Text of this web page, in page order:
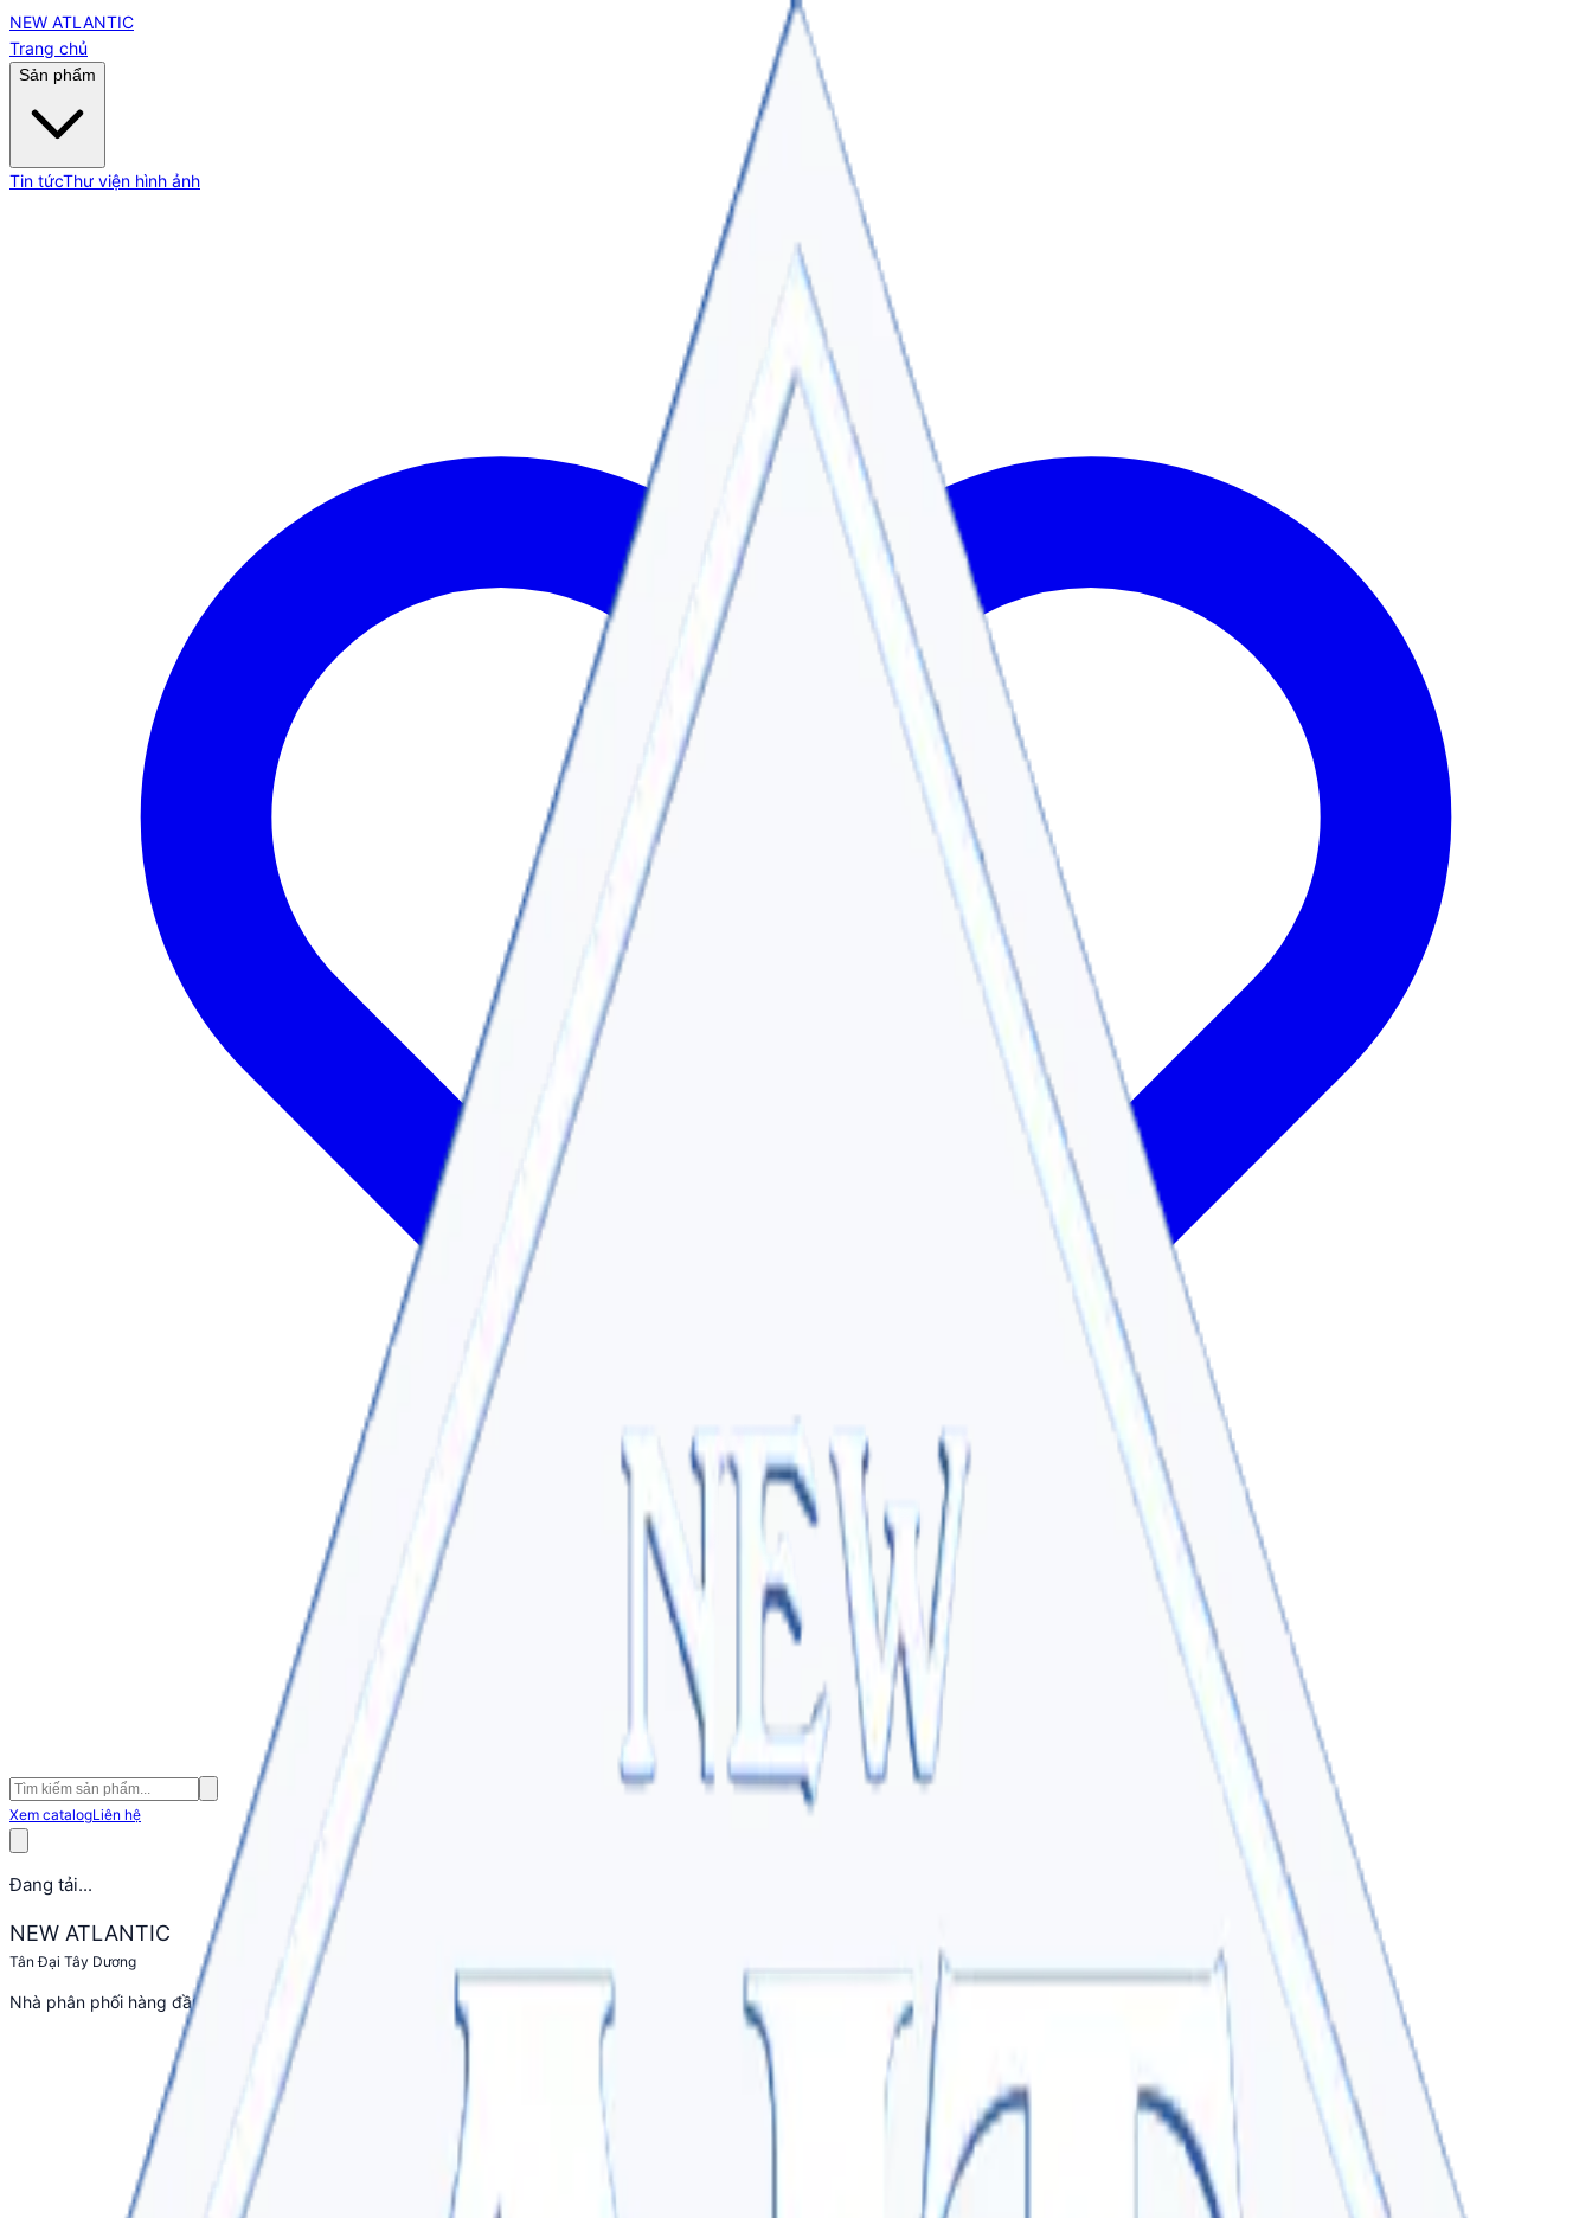
NEW ATLANTIC
Trang chủ
Sản phẩm
Tin tứcThư viện hình ảnh
Tìm kiếm sản phẩm
Xem catalogLiên hệ
Đang tải...
NEW ATLANTIC
Tân Đại Tây Dương
Nhà phân phối hàng đầu các thương hiệu thiết bị công nghiệp: WILL-BURT, HIAB, SKYMARK tại Việt Nam